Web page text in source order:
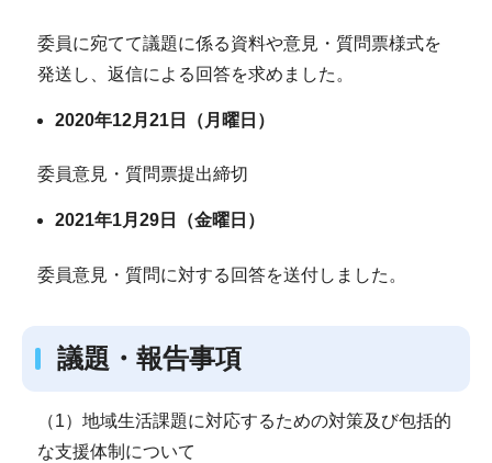
委員に宛てて議題に係る資料や意見・質問票様式を
発送し、返信による回答を求めました。
2020年12月21日（月 曜日）
委員意見・質問票提出締切
2021年1月29日（金曜日）
委員意見・質問に対する回答を送付しました。
議題・報告事項
（1）地域生活課題に対応するための対策及び包括的
な支援体制について